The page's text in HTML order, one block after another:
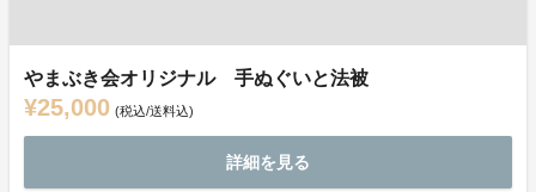
やまぶき会オリジナル 手ぬぐいと法被
¥25,000 (税込/送料込)
詳細を見る